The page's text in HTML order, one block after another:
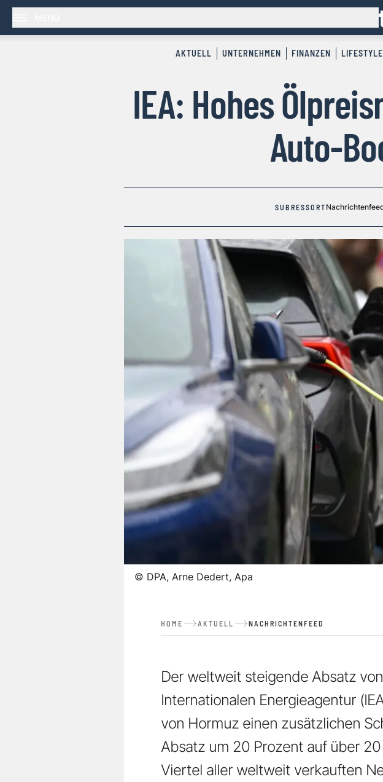
AKTUELL UNTERNEHMEN FINANZEN LIFESTYLE
IEA: Hohes
Auto-
SUBRESSORT
© DPA, Arne Dedert, Apa
HOME AKTUELL NACHRICHTENFEED
Der weltweit steigende Absatz
Internationalen Energieagentur
von Hormuz einen zusätzlichen
Absatz um 20 Prozent auf über
Viertel aller weltweit verkauften